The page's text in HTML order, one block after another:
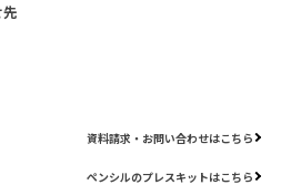
資料請求・お問い合わせはこちら
ペンシルのプレスキットはこちら